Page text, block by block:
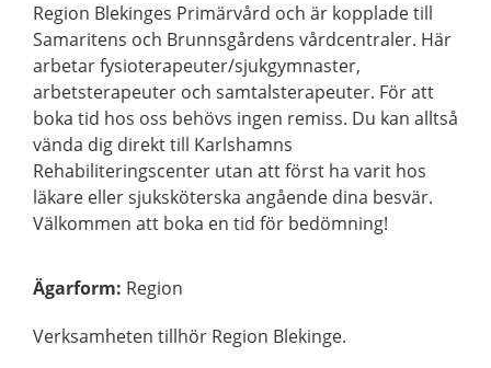
Region Blekinges Primärvård och är kopplade till
Samaritens och Brunnsgårdens vårdcentraler. Här
arbetar fysioterapeuter/sjukgymnaster,
arbetsterapeuter och samtalsterapeuter. För att
boka tid hos oss behövs ingen remiss. Du kan alltså
vända dig direkt till Karlshamns
Rehabiliteringscenter utan att först ha varit hos
läkare eller sjuksköterska angående dina besvär.
Välkommen att boka en tid för bedömning!
Ägarform: Region
Verksamheten tillhör Region Blekinge.